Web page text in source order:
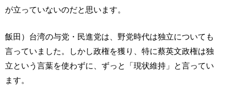
が立っていないのだと思います。
飯田）台湾の与党・民進党は、野党時代は独立についても
言っていました。しかし政権を獲り、特に蔡英文政権は独
立という言葉を使わずに、ずっと「現状維持」と言ってい
ます。